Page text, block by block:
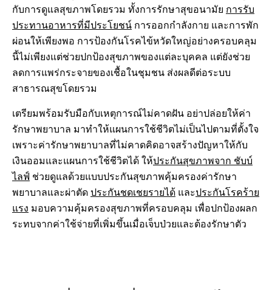
กับการดูแลสุขภาพโดยรวม ทั้งการรักษาสุขอนามัย การรับ
ประทานอาหารที่มีประโยชน์ การออกกำลังกาย และการพัก
ผ่อนให้เพียงพอ การป้องกันโรคไข้หวัดใหญ่อย่างครอบคลุม
นี้ไม่เพียงแต่ช่วยปกป้องสุขภาพของแต่ละบุคคล แต่ยังช่วย
ลดการแพร่กระจายของเชื้อในชุมชน ส่งผลดีต่อระบบ
สาธารณสุขโดยรวม
เตรียมพร้อมรับมือกับเหตุการณ์ไม่คาดฝัน อย่าปล่อยให้ค่า
รักษาพยาบาล มาทำให้แผนการใช้ชีวิตไม่เป็นไปตามที่ตั้งใจ
เพราะค่ารักษาพยาบาลที่ไม่คาดคิดอาจสร้างปัญหาให้กับ
เงินออมและแผนการใช้ชีวิตได้ ให้ประกันสุขภาพจาก ชับบ์
ไลฟ์ ช่วยดูแลด้วยแบบประกันสุขภาพคุ้มครองค่ารักษา
พยาบาลและผ่าตัด ประกันชดเชยรายได้ และประกันโรคร้าย
แรง มอบความคุ้มครองสุขภาพที่ครอบคลุม เพื่อปกป้องผลก
ระทบจากค่าใช้จ่ายที่เพิ่มขึ้นเมื่อเจ็บป่วยและต้องรักษาตัว